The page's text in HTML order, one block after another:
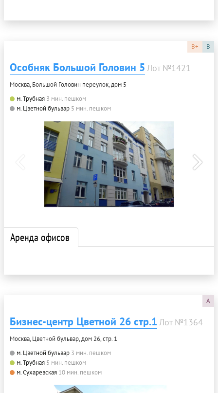
B+ B
Особняк Большой Головин 5 Лот №1421
Москва, Большой Головин переулок, дом 5
м. Трубная 3 мин. пешком
м. Цветной бульвар 5 мин. пешком
Аренда офисов
A
Бизнес-центр Цветной 26 стр.1 Лот №1364
Москва, Цветной бульвар, дом 26, стр. 1
м. Цветной бульвар 3 мин. пешком
м. Трубная 5 мин. пешком
м. Сухаревская 10 мин. пешком